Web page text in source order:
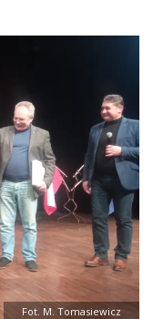
Fot. M. Tomasiewicz